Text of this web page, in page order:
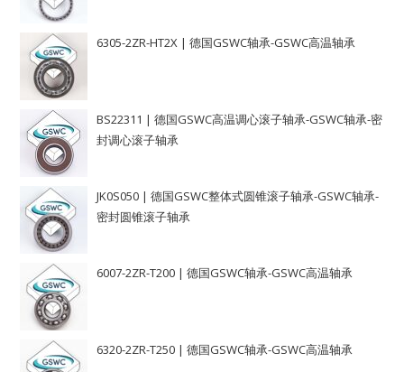
6305-2ZR-HT2X | 德国GSWC轴承-GSWC高温轴承
BS22311 | 德国GSWC高温调心滚子轴承-GSWC轴承-密
封调心滚子轴承
JK0S050 | 德国GSWC整体式圆锥滚子轴承-GSWC轴承-
密封圆锥滚子轴承
6007-2ZR-T200 | 德国GSWC轴承-GSWC高温轴承
6320-2ZR-T250 | 德国GSWC轴承-GSWC高温轴承